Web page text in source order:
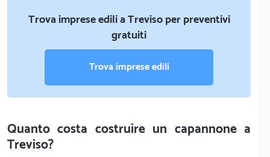
Trova imprese edili a Treviso per preventivi
gratuiti
Trova imprese edili
Quanto costa costruire un capannone a
Treviso?